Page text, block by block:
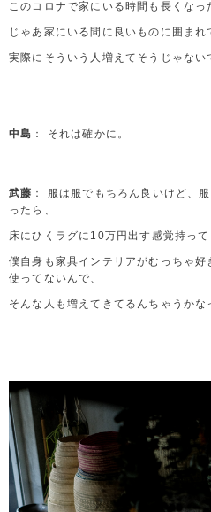
このコロナで家にいる時間も長くなっ
じゃあ家にいる間に良いものに囲まれ
実際にそういう人増えてそうじゃない
中島 ： それは確かに。
武藤 ： 服は服でもちろん良いけど、
ったら、
床にひくラグに10万円出す感覚持っ
僕自身も家具インテリアがむっちゃ
使ってないんで、
そんな人も増えてきてるんちゃうかな